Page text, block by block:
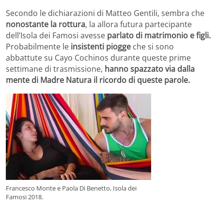
Secondo le dichiarazioni di Matteo Gentili, sembra che
nonostante la rottura, la allora futura partecipante
dell’Isola dei Famosi avesse parlato di matrimonio e figli.
Probabilmente le insistenti piogge che si sono
abbattute su Cayo Cochinos durante queste prime
settimane di trasmissione, hanno spazzato via dalla
mente di Madre Natura il ricordo di queste parole.
Francesco Monte e Paola Di Benetto, Isola dei
Famosi 2018.